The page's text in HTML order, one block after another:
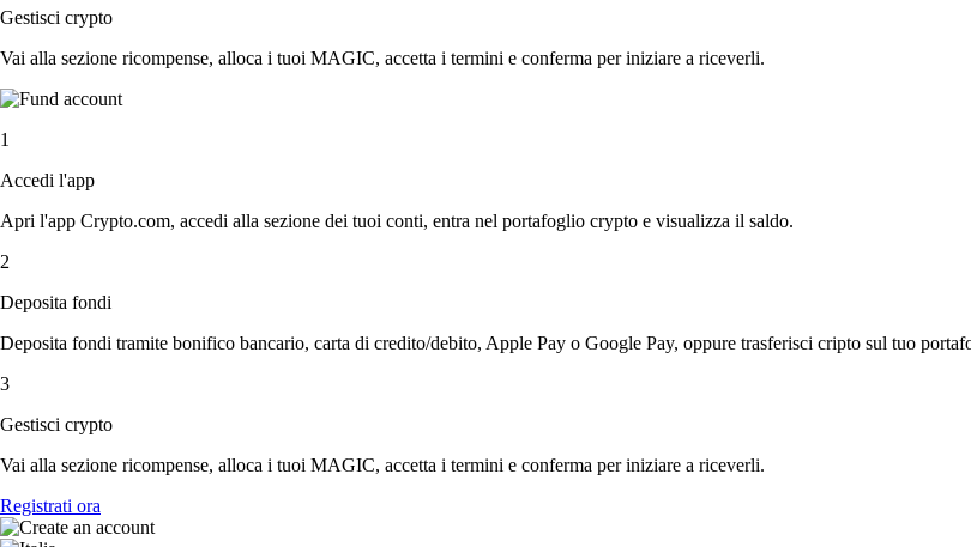
Gestisci crypto
Vai alla sezione ricompense, alloca i tuoi MAGIC, accetta i termini e conferma per iniziare a riceverli.
1
Accedi l'app
Apri l'app Crypto.com, accedi alla sezione dei tuoi conti, entra nel portafoglio crypto e visualizza il saldo.
2
Deposita fondi
Deposita fondi tramite bonifico bancario, carta di credito/debito, Apple Pay o Google Pay, oppure trasferisci cripto sul tuo
3
Gestisci crypto
Vai alla sezione ricompense, alloca i tuoi MAGIC, accetta i termini e conferma per iniziare a riceverli.
Registrati ora